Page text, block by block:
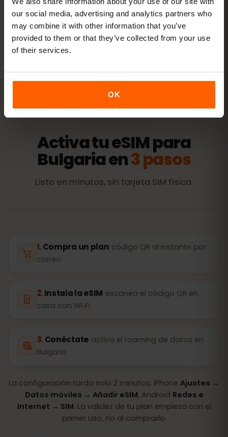
our social media, advertising and analytics partners who
may combine it with other information that you’ve
provided to them or that they’ve collected from your use
of their services.
OK
Todos los valores son orientativos. El consumo real depende
del dispositivo, la configuración de las apps y tu uso.
ACTIVACIÓN
Activa tu eSIM para
Bulgaria en3 pasos
Listo en minutos, sin tarjeta SIM física.
Compra un plan código QR al instante por
correo
Instala la eSIM escanea el código QR en
casa con Wi‑Fi
Conéctate activa el roaming de datos en
Bulgaria
La configuración tarda solo 2 minutos: iPhone Ajustes →
Datos móviles → Añadir eSIM, Android Redes e
Internet → SIM. La validez de tu plan empieza con el
primer uso, no al comprarlo.